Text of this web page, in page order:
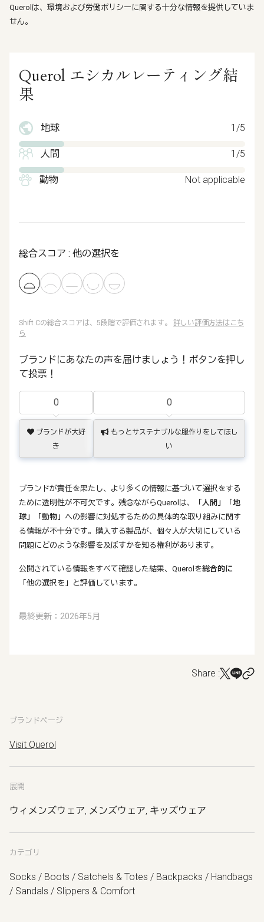
Querolは、環境および労働ポリシーに関する十分な情報を提供していま
せん。
Querol エシカルレーティング結
果
地球 1/5
人間 1/5
動物 Not applicable
総合スコア : 他の選択を
Shift Cの総合スコアは、5段階で評価されます。 詳しい評価方法はこち
ら
ブランドにあなたの声を届けましょう！ボタンを押し
て投票！
0
ブランドが大好
き
0
もっとサステナブルな服作りをしてほし
い
ブランドが責任を果たし、より多くの情報に基づいて選択をする
ために透明性が不可欠です。残念ながらQuerolは、
「人間」
「地
球」
「動物」 への影響に対処するための具体的な取り組みに関す
る情報が不十分です。購入する製品が、個々人が大切にしている
問題にどのような影響を及ぼすかを知る権利があります。
公開されている情報をすべて確認した結果、Querolを総合的に
「他の選択を」と評価しています。
最終更新：2026年5月
Share :
ブランドページ
Visit Querol
展開
ウィメンズウェア, メンズウェア, キッズウェア
カテゴリ
Socks / Boots / Satchels & Totes / Backpacks / Handbags
/ Sandals / Slippers & Comfort